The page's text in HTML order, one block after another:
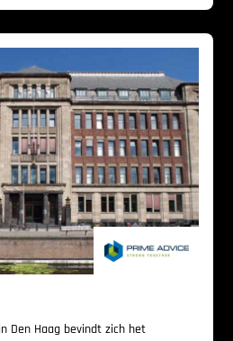
Den Haag bevindt zich het